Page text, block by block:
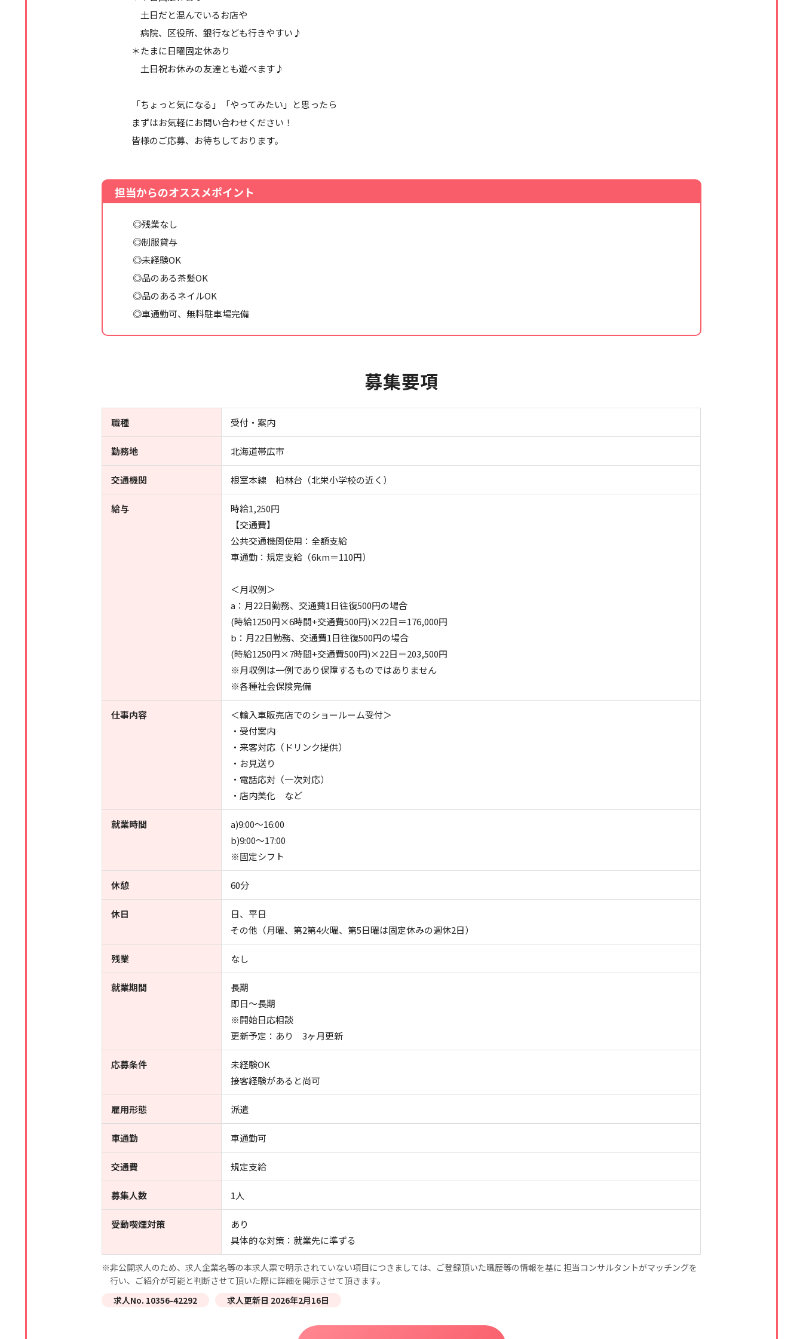
土日だと混んでいるお店や
病院、区役所、銀行なども行きやすい♪
＊たまに日曜固定休あり
土日祝お休みの友達とも遊べます♪
「ちょっと気になる」「やってみたい」と思ったら
まずはお気軽にお問い合わせください！
皆様のご応募、お待ちしております。
担当からのオススメポイント
◎残業なし
◎制服貸与
◎未経験OK
◎品のある茶髪OK
◎品のあるネイルOK
◎車通勤可、無料駐車場完備
募集要項
職種 受付・案内
勤務地 北海道帯広市
交通機関 根室本線 柏林台（北栄小学校の近く）
給与
時給1,250円
【交通費】
公共交通機関使用：全額支給
車通勤：規定支給（6km＝110円）
＜月収例＞
a：月22日勤務、交通費1日往復500円の場合
(時給1250円×6時間+交通費500円)×22日＝176,000円
b：月22日勤務、交通費1日往復500円の場合
(時給1250円×7時間+交通費500円)×22日＝203,500円
※月収例は一例であり保障するものではありません
※各種社会保険完備
仕事内容
＜輸入車販売店でのショールーム受付＞
・受付案内
・来客対応（ドリンク提供）
・お見送り
・電話応対（一次対応）
・店内美化 など
就業時間
a)9:00～16:00
b)9:00～17:00
※固定シフト
休憩 60分
休日
日、平日
その他（月曜、第2第4火曜、第5日曜は固定休みの週休2日）
残業 なし
就業期間
長期
即日～長期
※開始日応相談
更新予定：あり 3ヶ月更新
応募条件
未経験OK
接客経験があると尚可
雇用形態 派遣
車通勤 車通勤可
交通費 規定支給
募集人数 1人
受動喫煙対策
あり
具体的な対策：就業先に準ずる
※非公開求人のため、求人企業名等の本求人票で明示されていない項目につきましては、ご登録頂いた職歴等の情報を基に 担当コンサルタントがマッチングを
行い、ご紹介が可能と判断させて頂いた際に詳細を開示させて頂きます。
求人No. 10356-42292
求人更新日 2026年2月16日